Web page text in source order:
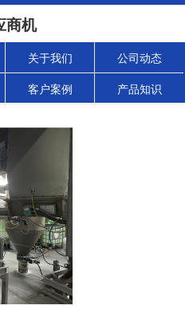
商机
关于我们 公司动态
客户案例 产品知识